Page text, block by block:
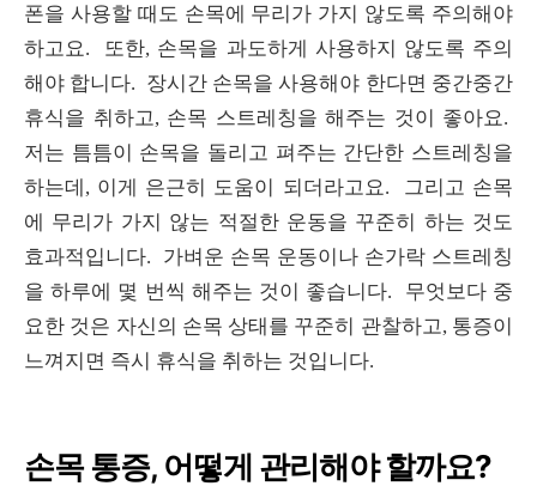
폰을 사용할 때도 손목에 무리가 가지 않도록 주의해야
하고요. 또한, 손목을 과도하게 사용하지 않도록 주의
해야 합니다. 장시간 손목을 사용해야 한다면 중간중간
휴식을 취하고, 손목 스트레칭을 해주는 것이 좋아요.
저는 틈틈이 손목을 돌리고 펴주는 간단한 스트레칭을
하는데, 이게 은근히 도움이 되더라고요. 그리고 손목
에 무리가 가지 않는 적절한 운동을 꾸준히 하는 것도
효과적입니다. 가벼운 손목 운동이나 손가락 스트레칭
을 하루에 몇 번씩 해주는 것이 좋습니다. 무엇보다 중
요한 것은 자신의 손목 상태를 꾸준히 관찰하고, 통증이
느껴지면 즉시 휴식을 취하는 것입니다.
손목 통증, 어떻게 관리해야 할까요?